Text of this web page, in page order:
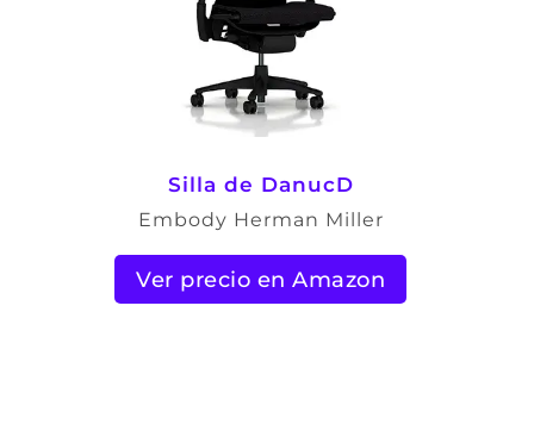
Silla de DanucD
Embody Herman Miller
Ver precio en Amazon